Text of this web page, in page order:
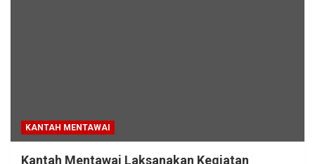
KANTAH MENTAWAI
Kantah Mentawai Laksanakan Kegiatan